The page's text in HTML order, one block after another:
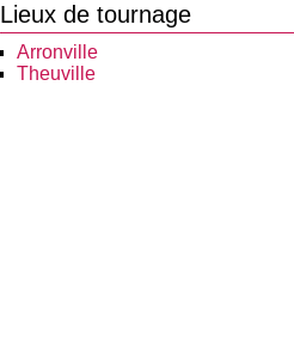
Lieux de tournage
Arronville
Theuville